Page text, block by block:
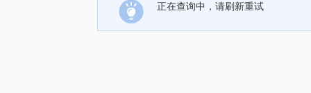
正在查询中，请刷新重试